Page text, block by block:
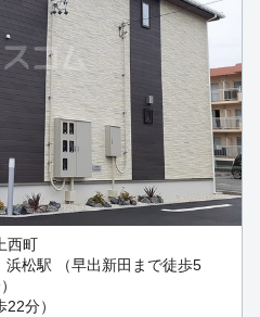
西町
浜松駅 （早出新田まで徒歩5
分）